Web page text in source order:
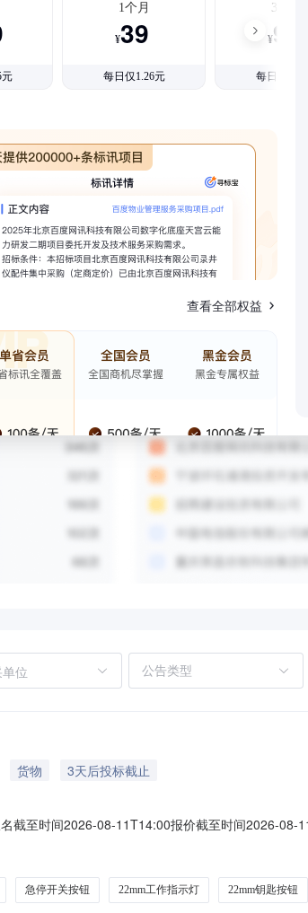
1个月
¥39
每日仅1.26元
3个月
¥99
每日仅1.08
查看全部权益
位
货物
3天后投标截止
截至时间2026-08-11T14:00报价截至时间2026-08-
线端子，线长50cm*ONPOW中
急停开关按钮 22mm工作指示灯 22mm钥匙按钮